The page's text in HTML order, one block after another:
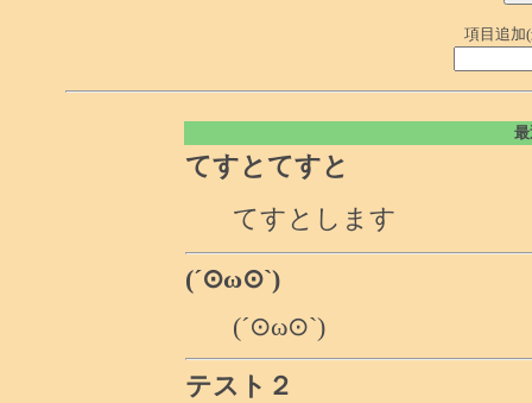
項目追加
てすとてすと
てすとします
(´⊙ω⊙`)
(´⊙ω⊙`)
テスト２